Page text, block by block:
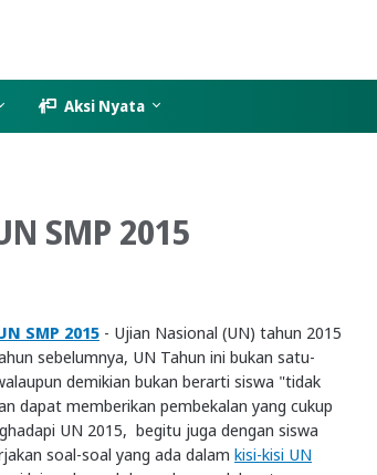
Aksi Nyata
SMP 2015
SMP 2015 - Ujian Nasional (UN) tahun 2015
sebelumnya, UN Tahun ini bukan satu-
demikian bukan berarti siswa "tidak
dapat memberikan pembekalan yang cukup
UN 2015, begitu juga dengan siswa
soal-soal yang ada dalam kisi-kisi UN